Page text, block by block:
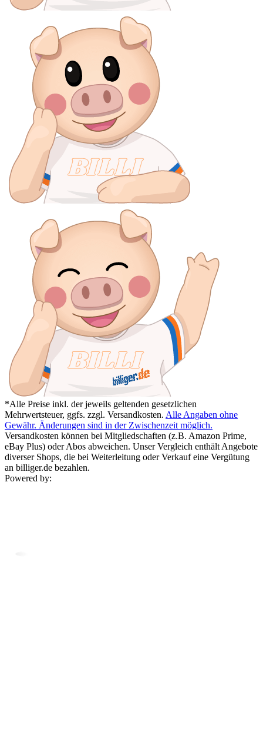
*Alle Preise inkl. der jeweils geltenden gesetzlichen
Mehrwertsteuer, ggfs. zzgl. Versandkosten. Alle Angaben ohne
Gewähr. Änderungen sind in der Zwischenzeit möglich.
Versandkosten können bei Mitgliedschaften (z.B. Amazon Prime,
eBay Plus) oder Abos abweichen. Unser Vergleich enthält Angebote
diverser Shops, die bei Weiterleitung oder Verkauf eine Vergütung
an billiger.de bezahlen.
Powered by: